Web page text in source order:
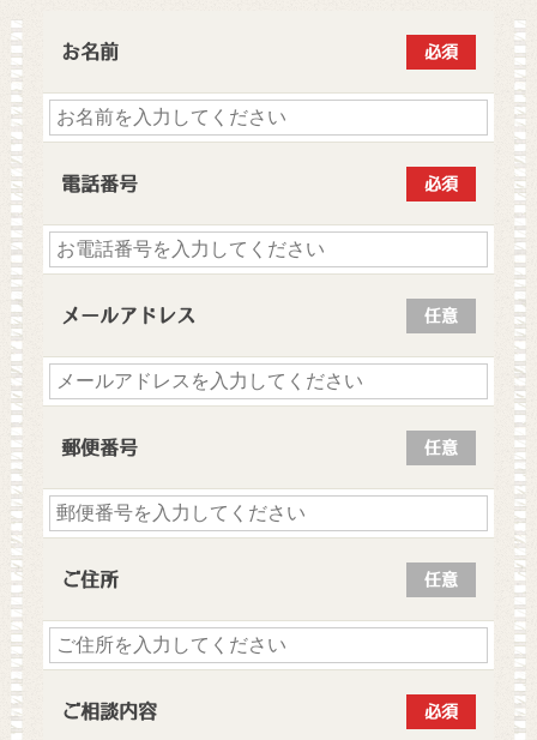
お名前 必須
電話番号 必須
メールアドレス 任意
郵便番号 任意
ご住所 任意
ご相談内容 必須